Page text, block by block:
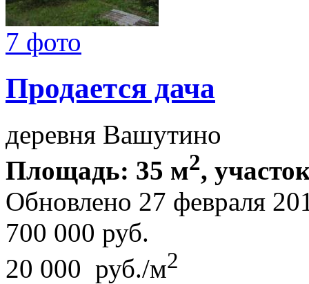
7 фото
Продается дача
деревня Вашутино
Площадь: 35 м2,
Обновлено 27 февраля
700 000 руб.
20 000 руб./м2